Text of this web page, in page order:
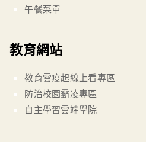
午餐菜單
教育網站
教育雲疫起線上看專區
防治校園霸凌專區
自主學習雲端學院